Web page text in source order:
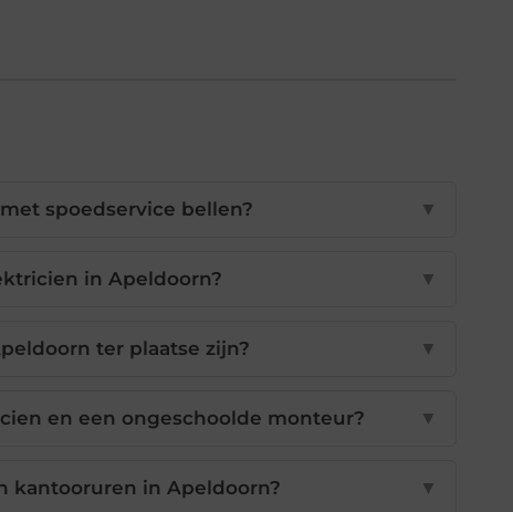
spoedservice bellen? ▼
in Apeldoorn? ▼
ter plaatse zijn? ▼
en een ongeschoolde monteur? ▼
kantooruren in Apeldoorn? ▼